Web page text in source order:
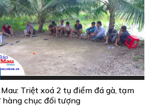
Triệt xoá 2 tụ điểm đá gà, tạm
hàng chục đối tượng